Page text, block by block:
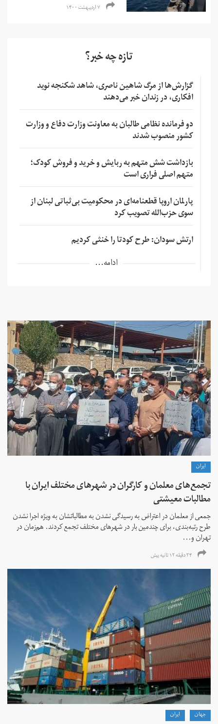
۷ اردیبهشت ۱۴۰۰
تازه چه خبر؟
گزارش‌ها از مرگ شاهین ناصری، شاهد شکنجه نوید
افکاری، در زندان خبر می‌دهند
دو فرمانده نظامی طالبان به معاونت وزارت دفاع و وزارت
کشور منصوب شدند
بازداشت شش متهم به ربایش و خرید و فروش کودک؛
متهم اصلی فراری است
پارلمان اروپا قطعنامه‌ای در محکومیت بی‌ثباتی لبنان از
سوی حزب‌الله تصویب کرد
ارتش سودان: طرح کودتا را خنثی کردیم
ادامه...
ايران
تجمع‌های معلمان و کارگران در شهرهای مختلف ایران با
مطالبات معیشتی
جمعی از معلمان در اعتراض به رسیدگی نشدن به مطالباتشان به ویژه اجرا نشدن
طرح رتبه‌بندی، برای چندمین بار در شهرهای مختلف تجمع کردند. هم‌زمان در
تهران و...
۳۴ دقیقه ۱۲ ثانیه پیش
جهان ايران